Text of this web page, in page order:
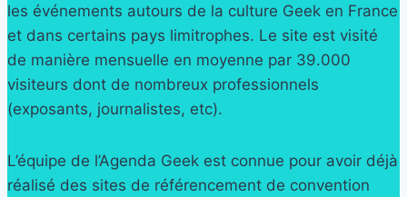
les événements autours de la culture Geek en France
et dans certains pays limitrophes. Le site est visité
de manière mensuelle en moyenne par 39.000
visiteurs dont de nombreux professionnels
(exposants, journalistes, etc).
L’équipe de l’Agenda Geek est connue pour avoir déjà
réalisé des sites de référencement de convention